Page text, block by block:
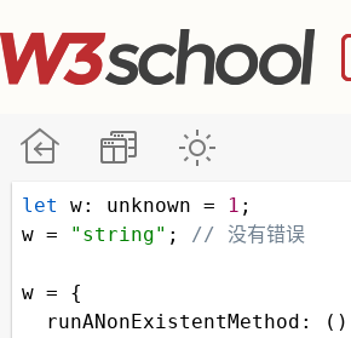
let w: unknown = 1
w = "string" ; // 没有错误
w =
runANonExistentMethod : ()